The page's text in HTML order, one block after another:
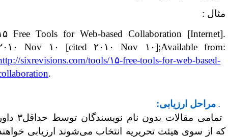
:
۱۵ Free Tools for Web-based Collaboration
۲۰۱۰
Nov ۱۰ [cited۲۰۱۰ Nov ۱۰];Available
http://sixrevisions.com/tools/۱۵-free-tools-for-web-based-
collaboration
مراحل ارزیابی:
تمامی مقالات بدون نام نویسندگان توسط حداقل۳ داور
از سوی هیئت تحریریه انتخاب می‌شوند ارزیابی خواهند